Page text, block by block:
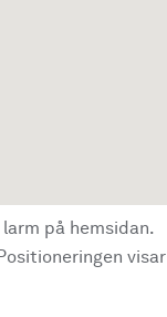
på hemsidan.
visar